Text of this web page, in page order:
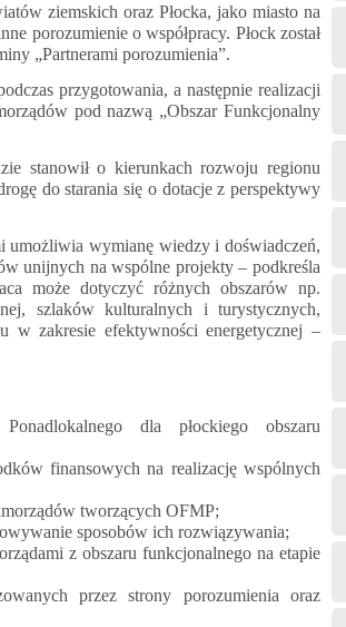
ziemskich oraz Płocka, jako miasto na
porozumienie o współpracy. Płock został
„Partnerami porozumienia”.
przygotowania, a następnie realizacji
pod nazwą „Obszar Funkcjonalny
stanowił o kierunkach rozwoju regionu
do starania się o dotacje z perspektywy
umożliwia wymianę wiedzy i doświadczeń,
unijnych na wspólne projekty – podkreśla
może dotyczyć różnych obszarów np.
szlaków kulturalnych i turystycznych,
w zakresie efektywności energetycznej –
dla płockiego obszaru
finansowych na realizację wspólnych
tworzących OFMP;
sposobów ich rozwiązywania;
z obszaru funkcjonalnego na etapie
przez strony porozumienia oraz